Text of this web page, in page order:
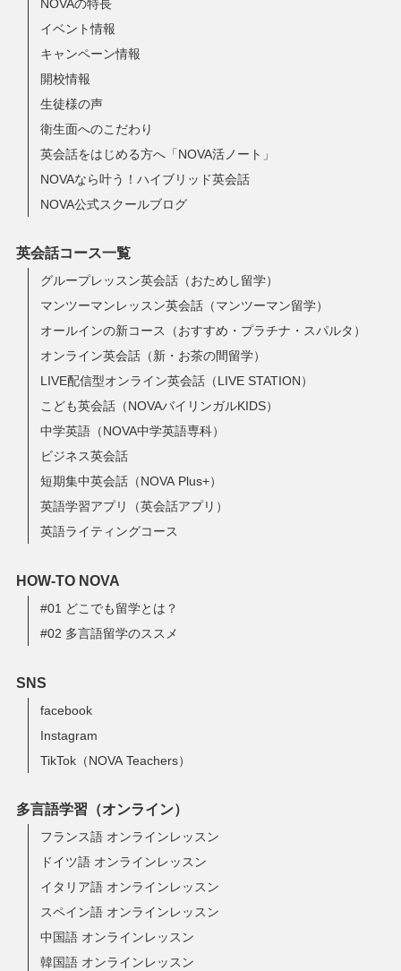
NOVAの特長
イベント情報
キャンペーン情報
開校情報
生徒様の声
衛生面へのこだわり
英会話をはじめる方へ「NOVA活ノート」
NOVAなら叶う！ハイブリッド英会話
NOVA公式スクールブログ
英会話コース一覧
グループレッスン英会話（おためし留学）
マンツーマンレッスン英会話（マンツーマン留学）
オールインの新コース（おすすめ・プラチナ・スパルタ）
オンライン英会話（新・お茶の間留学）
LIVE配信型オンライン英会話（LIVE STATION）
こども英会話（NOVAバイリンガルKIDS）
中学英語（NOVA中学英語専科）
ビジネス英会話
短期集中英会話（NOVA Plus+）
英語学習アプリ（英会話アプリ）
英語ライティングコース
HOW-TO NOVA
#01 どこでも留学とは？
#02 多言語留学のススメ
SNS
facebook
Instagram
TikTok（NOVA Teachers）
多言語学習（オンライン）
フランス語 オンラインレッスン
ドイツ語 オンラインレッスン
イタリア語 オンラインレッスン
スペイン語 オンラインレッスン
中国語 オンラインレッスン
韓国語 オンラインレッスン